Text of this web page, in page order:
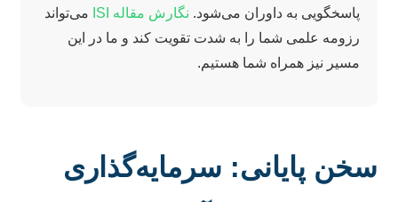
پاسخگویی به داوران می‌شود. نگارش مقاله ISI
می‌تواند
رزومه علمی شما را به شدت تقویت کند و ما در این
مسیر نیز همراه شما هستیم.
سخن پایانی: سرمایه‌گذاری